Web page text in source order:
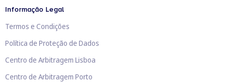
Informação Legal
Termos e Condições
Política de Proteção de Dados
Centro de Arbitragem Lisboa
Centro de Arbitragem Porto